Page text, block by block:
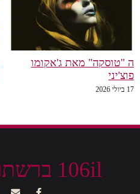
"טוסקה" מאת ג'אקומו
106il ברשתות חברתיות